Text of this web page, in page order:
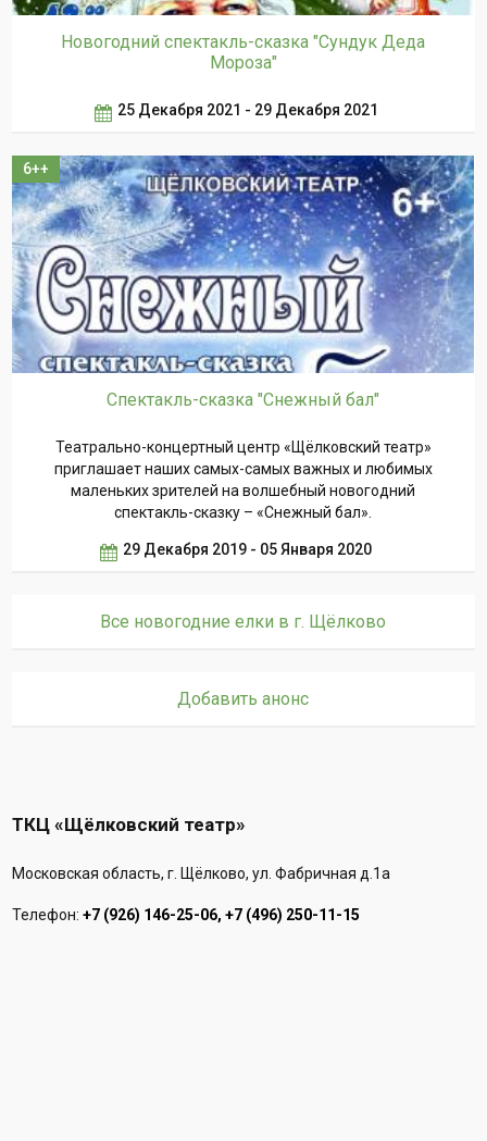
Новогодний спектакль-сказка "Сундук Деда
Мороза"
25 Декабря 2021 - 29 Декабря 2021
6++
Спектакль-сказка "Снежный бал"
Театрально-концертный центр «Щёлковский театр»
приглашает наших самых-самых важных и любимых
маленьких зрителей на волшебный новогодний
спектакль-сказку – «Снежный бал».
29 Декабря 2019 - 05 Января 2020
Все новогодние елки в г. Щёлково
Добавить анонс
ТКЦ «Щёлковский театр»
Московская область, г. Щёлково, ул. Фабричная д.1а
Телефон:+7 (926) 146-25-06, +7 (496) 250-11-15